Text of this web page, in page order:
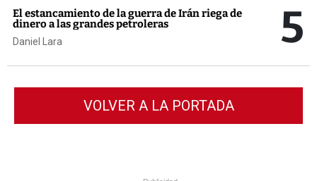
El estancamiento de la guerra de Irán riega de
dinero a las grandes petroleras
Daniel Lara 5
VOLVER A LA PORTADA